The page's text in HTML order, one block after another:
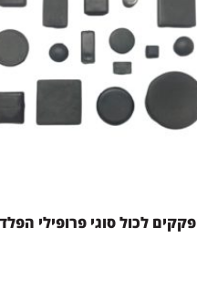
פקקים לכול סוגי פרופילי